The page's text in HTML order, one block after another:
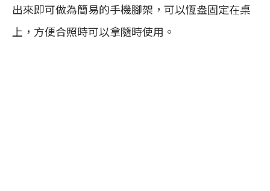
出來即可做為簡易的手機腳架，可以恆盎固定在桌
上，方便合照時可以拿隨時使用。